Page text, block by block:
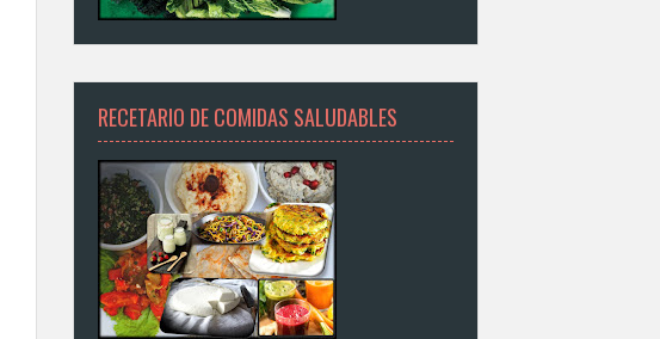
RECETARIO DE COMIDAS SALUDABLES